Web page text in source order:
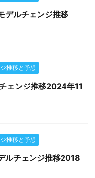
デルチェンジ推移
推移と予想
ェンジ推移2024年11
推移と予想
ルチェンジ推移2018